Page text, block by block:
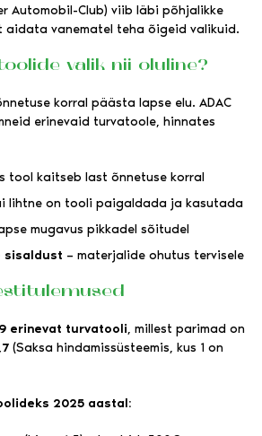
Automobil-Club) viib läbi põhjalikke
vanematel teha õigeid valikuid.
valik nii oluline?
korral päästa lapse elu. ADAC
erinevaid turvatoole, hinnates
tool kaitseb last õnnetuse korral
lihtne on tooli paigaldada ja kasutada
mugavus pikkadel sõitudel
sisaldust – materjalide ohutus tervisele
erinevat turvatooli, millest parimad on
(Saksa hindamissüsteemis, kus 1 on
2025 aastal: